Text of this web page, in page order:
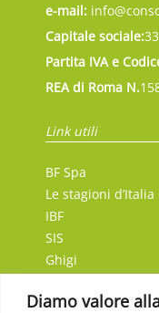
Diamo valore
e-mail:
Capitale sociale:
Partita IVA e
REA di Roma N.
Link utili
BF Spa
Le stagioni d’Italia
IBF
SIS
Ghigi
CAI Nutrizione